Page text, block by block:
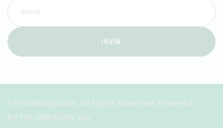
INVIA
Farmaskoop2026. All Rights Reserved. Powered
by the digital box spa